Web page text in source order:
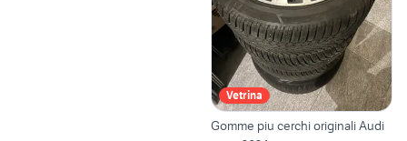
Vetrina
Gomme piu cerchi originali Audi